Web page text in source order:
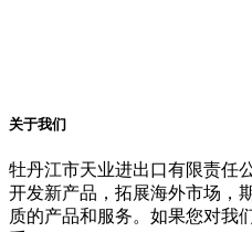
关于我们
牡丹江市天业进出口有限责任
开发新产品，拓展海外市场，
质的产品和服务。如果您对我